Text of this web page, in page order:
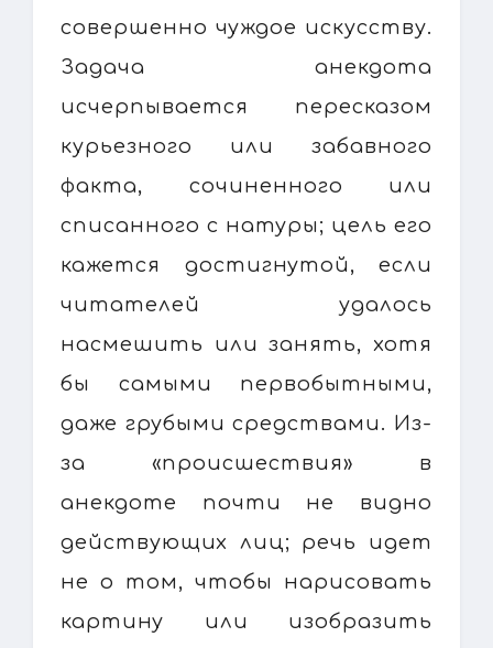
совершенно чуждое искусству.
Задача анекдота
исчерпывается пересказом
курьезного или забавного
факта, сочиненного или
списанного с натуры; цель его
кажется достигнутой, если
читателей удалось
насмешить или занять, хотя
бы самыми первобытными,
даже грубыми средствами. Из-
за «происшествия» в
анекдоте почти не видно
действующих лиц; речь идет
не о том, чтобы нарисовать
картину или изобразить